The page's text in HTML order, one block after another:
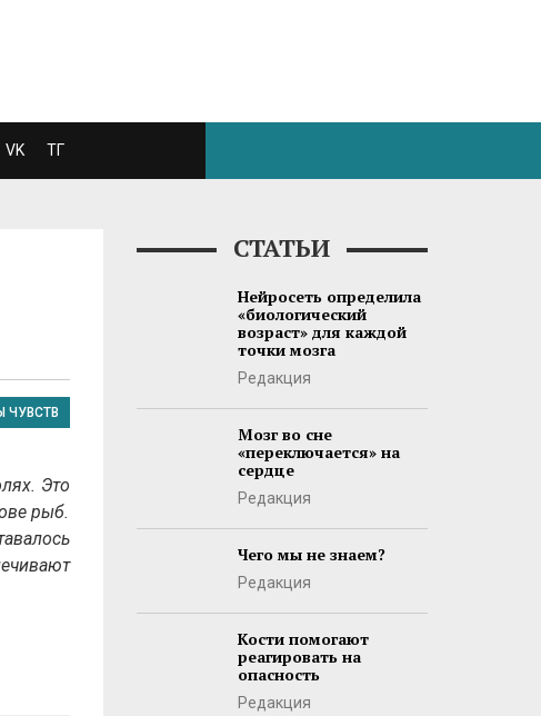
VK ТГ
ЧУВСТВ
Это
рыб.
СТАТЬИ
Нейросеть определила
«биологический
возраст» для каждой
точки мозга
Редакция
Мозг во сне
«переключается» на
сердце
Редакция
Чего мы не знаем?
Редакция
Кости помогают
реагировать на
опасность
Редакция